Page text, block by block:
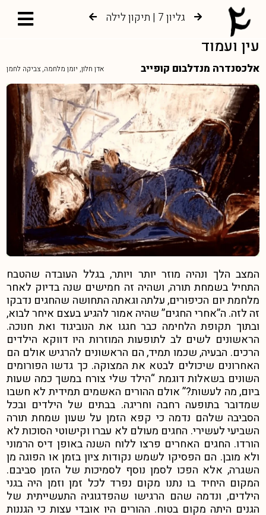
גליון 7 | תיקון לילה
עין ועמוד
אלכסנדרה מנדלבום קופייב אדן חלון, יומן מלחמה, צביקה לחמן
המצב הלך ונהיה מוזר יותר ויותר, בגלל העובדה שהטבח
התחיל בשמחת תורה, ושהיה זה חמישים שנה בדיוק לאחר
מלחמת יום הכיפורים, עלתה וגאתה התחושה שהחגים נדבקו
זה לזה. ה”אחרי החגים” שהיה אמור להגיע בעצם איחר לבוא,
ובתוך תקופת הלחימה כבר חגגו את הנוביגוד ואת חנוכה.
הראשונים לשים לב לתופעות המוזרות היו דווקא הילדים
הרכים. הבעיה, שכמו תמיד, הם הראשונים להרגיש אולם הם
האחרונים שיכולים לבטא את המצוקה. כך גדשו הפורומים
השונים בשאלות דוגמת “הילד שלי צורח במשך כמה שעות
ביום, מה לעשות?” אולם ההורים האשמים תמידית לא חשבו
שמדובר בתופעה רחבה וחריגה. בבתים של הילדים ובכל
הסביבה שלהם נדמה כי קפא הזמן על שעון שמחת תורה
השביעי לעשירי. החגים מעולם לא עברו וקישוטי הסוכות לא
הורדו. החגים האחרים פרצו ללוח השנה באופן דיס הרמוני
ולא מובן. הם הפסיקו לשמש נקודות ציון בזמן או הפוגה מן
השגרה, אלא הפכו לסמן נוסף לסמיכות של הזמן סביבם.
המקום היחיד בו נתנו מקום נפרד לכל זמן וזמן היה בגני
הילדים, ונדמה שהם הרגישו שהפדגוגיה התעשייתית של
הגנים היתה מקום בטוח. ההורים היו אובדי עצות כי הגננות